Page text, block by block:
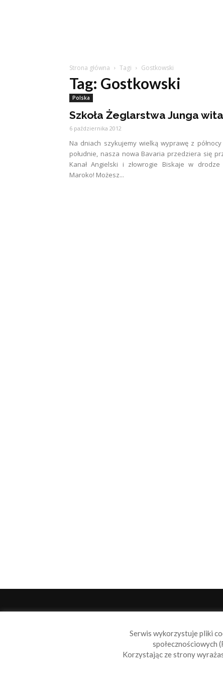
Strona główna Tagi Gostkowski
Tag: Gostkowski
Polska
Szkoła Żeglarstwa Junga
6 października 2012
Na dniach szykujemy wielką wyprawę z
południe, nasza nowa Bavaria przedziera się
Kanał Angielski i złowrogie Biskaje w drodze
Maroko! Możesz...
Serwis wykorzystuje pliki
społecznościowych
Korzystając ze strony